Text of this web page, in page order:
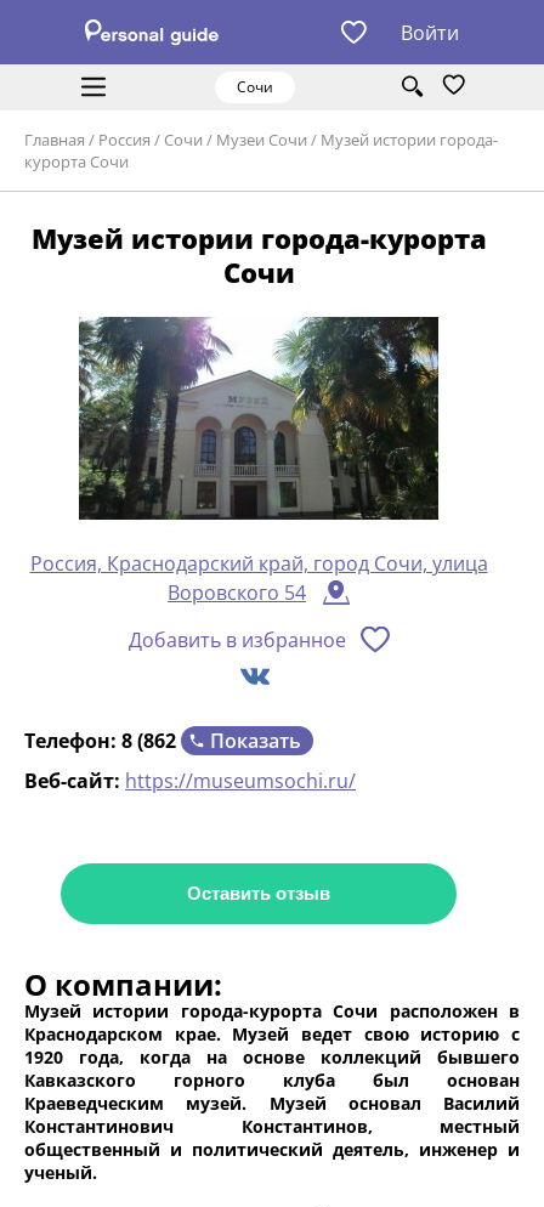
Войти
Сочи
Главная / Россия / Сочи / Музеи Сочи / Музей истории города-
курорта Сочи
Музей истории города-курорта
Сочи
Россия, Краснодарский край, город Сочи, улица
Воровского 54
Добавить в избранное
Телефон: 8 (862
Показать
Веб-сайт: https://museumsochi.ru/
Оставить отзыв
О компании:
Музей истории города-курорта Сочи расположен в
Краснодарском крае. Музей ведет свою историю с
1920 года, когда на основе коллекций бывшего
Кавказского горного клуба был основан
Краеведческим музей. Музей основал Василий
Константинович Константинов, местный
общественный и политический деятель, инженер и
ученый.